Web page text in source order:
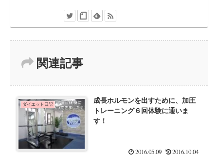
関連記事
ダイエット日記
成長ホルモンを出すために、加圧
トレーニング６回体験に通いま
す！
2016.05.09 2016.10.04